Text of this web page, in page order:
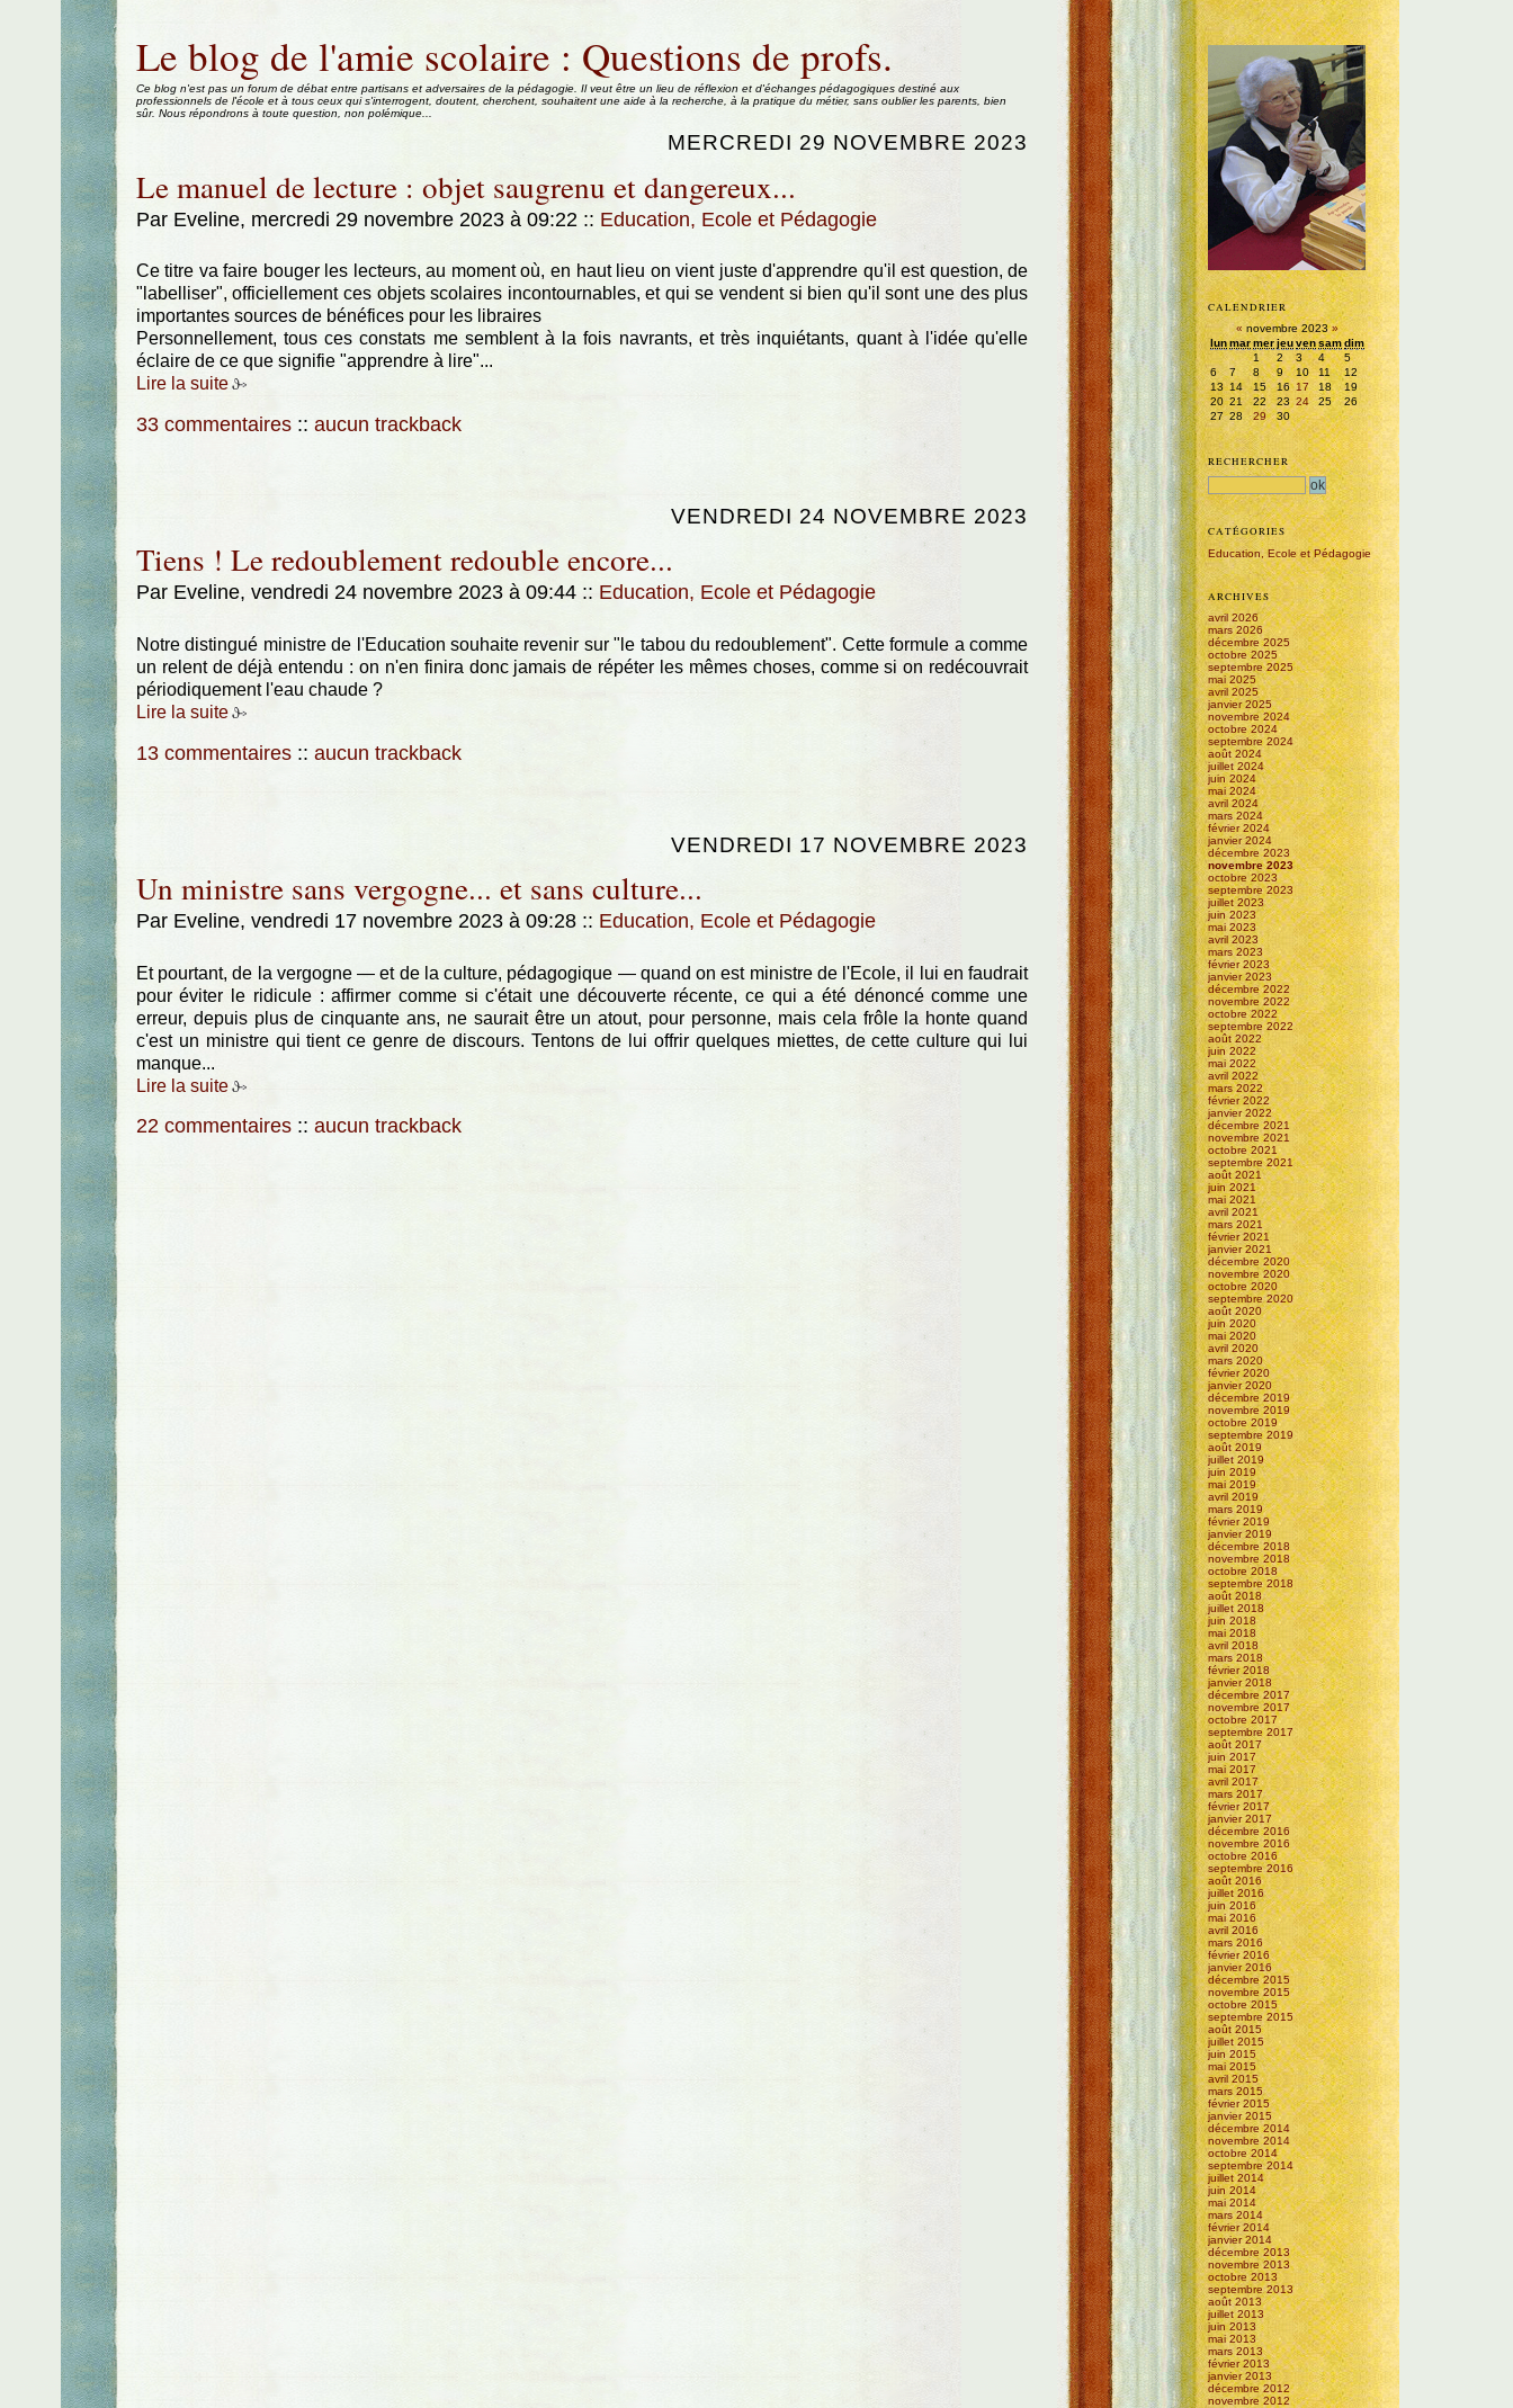
Aller au contenu
Le blog de l'amie scolaire : Questions de profs.
Ce blog n'est pas un forum de débat entre partisans et adversaires de la pédagogie. Il veut être un lieu de réflexion et d'échanges pédagogiques destiné aux
professionnels de l'école et à tous ceux qui s'interrogent, doutent, cherchent, souhaitent une aide à la recherche, à la pratique du métier, sans oublier les parents, bien
sûr. Nous répondrons à toute question, non polémique...
MERCREDI 29 NOVEMBRE 2023
Le manuel de lecture : objet saugrenu et dangereux...
Par Eveline, mercredi 29 novembre 2023 à 09:22 :: Education, Ecole et Pédagogie
Ce titre va faire bouger les lecteurs, au moment où, en haut lieu on vient juste d'apprendre qu'il est question, de
"labelliser", officiellement ces objets scolaires incontournables, et qui se vendent si bien qu'il sont une des plus
importantes sources de bénéfices pour les libraires
Personnellement, tous ces constats me semblent à la fois navrants, et très inquiétants, quant à l'idée qu'elle
éclaire de ce que signifie "apprendre à lire"...
Lire la suite
33 commentaires :: aucun trackback
VENDREDI 24 NOVEMBRE 2023
Tiens ! Le redoublement redouble encore...
Par Eveline, vendredi 24 novembre 2023 à 09:44 :: Education, Ecole et Pédagogie
Notre distingué ministre de l'Education souhaite revenir sur "le tabou du redoublement". Cette formule a comme
un relent de déjà entendu : on n'en finira donc jamais de répéter les mêmes choses, comme si on redécouvrait
périodiquement l'eau chaude ?
Lire la suite
13 commentaires :: aucun trackback
VENDREDI 17 NOVEMBRE 2023
Un ministre sans vergogne... et sans culture...
Par Eveline, vendredi 17 novembre 2023 à 09:28 :: Education, Ecole et Pédagogie
Et pourtant, de la vergogne — et de la culture, pédagogique — quand on est ministre de l'Ecole, il lui en faudrait
pour éviter le ridicule : affirmer comme si c'était une découverte récente, ce qui a été dénoncé comme une
erreur, depuis plus de cinquante ans, ne saurait être un atout, pour personne, mais cela frôle la honte quand
c'est un ministre qui tient ce genre de discours. Tentons de lui offrir quelques miettes, de cette culture qui lui
manque...
Lire la suite
22 commentaires :: aucun trackback
CALENDRIER
« novembre 2023»
lunmarmerjeuvensamdim
1
2 3 4
5
6
7 8 9 10 11
12
13 14 15 16 17 18
19
20 21 22 23 24 25
26
27 28 29 30
RECHERCHER
CATÉGORIES
Education, Ecole et Pédagogie
ARCHIVES
avril 2026
mars 2026
décembre 2025
octobre 2025
septembre 2025
mai 2025
avril 2025
janvier 2025
novembre 2024
octobre 2024
septembre 2024
août 2024
juillet 2024
juin 2024
mai 2024
avril 2024
mars 2024
février 2024
janvier 2024
décembre 2023
novembre 2023
octobre 2023
septembre 2023
juillet 2023
juin 2023
mai 2023
avril 2023
mars 2023
février 2023
janvier 2023
décembre 2022
novembre 2022
octobre 2022
septembre 2022
août 2022
juin 2022
mai 2022
avril 2022
mars 2022
février 2022
janvier 2022
décembre 2021
novembre 2021
octobre 2021
septembre 2021
août 2021
juin 2021
mai 2021
avril 2021
mars 2021
février 2021
janvier 2021
décembre 2020
novembre 2020
octobre 2020
septembre 2020
août 2020
juin 2020
mai 2020
avril 2020
mars 2020
février 2020
janvier 2020
décembre 2019
novembre 2019
octobre 2019
septembre 2019
août 2019
juillet 2019
juin 2019
mai 2019
avril 2019
mars 2019
février 2019
janvier 2019
décembre 2018
novembre 2018
octobre 2018
septembre 2018
août 2018
juillet 2018
juin 2018
mai 2018
avril 2018
mars 2018
février 2018
janvier 2018
décembre 2017
novembre 2017
octobre 2017
septembre 2017
août 2017
juin 2017
mai 2017
avril 2017
mars 2017
février 2017
janvier 2017
décembre 2016
novembre 2016
octobre 2016
septembre 2016
août 2016
juillet 2016
juin 2016
mai 2016
avril 2016
mars 2016
février 2016
janvier 2016
décembre 2015
novembre 2015
octobre 2015
septembre 2015
août 2015
juillet 2015
juin 2015
mai 2015
avril 2015
mars 2015
février 2015
janvier 2015
décembre 2014
novembre 2014
octobre 2014
septembre 2014
juillet 2014
juin 2014
mai 2014
mars 2014
février 2014
janvier 2014
décembre 2013
novembre 2013
octobre 2013
septembre 2013
août 2013
juillet 2013
juin 2013
mai 2013
mars 2013
février 2013
janvier 2013
décembre 2012
novembre 2012